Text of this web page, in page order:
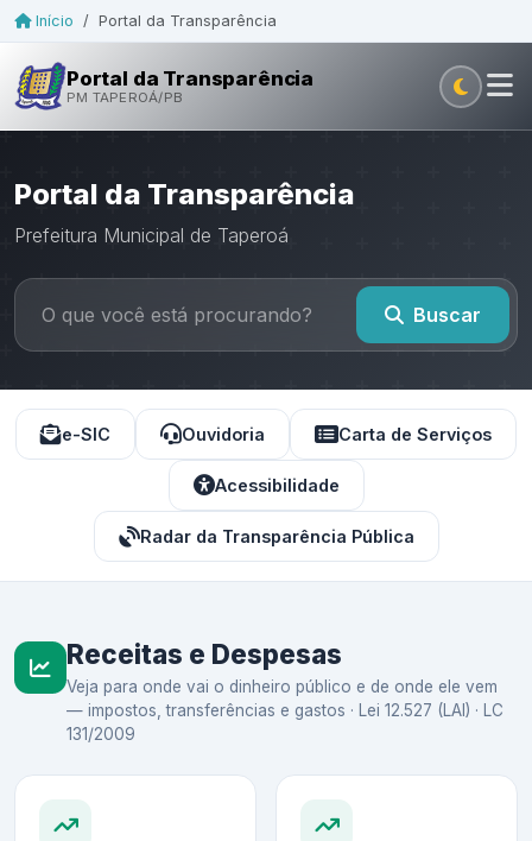
Início / Portal da Transparência
Portal da Transparência
PM TAPEROÁ/PB
Portal da Transparência
Prefeitura Municipal de Taperoá
Buscar
e-SIC Ouvidoria Carta de Serviços
Acessibilidade
Radar da Transparência Pública
Receitas e Despesas
Veja para onde vai o dinheiro público e de onde ele vem
— impostos, transferências e gastos · Lei 12.527 (LAI) · LC
131/2009